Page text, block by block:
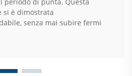
periodo di punta. Questa
si è dimostrata
senza mai subire fermi